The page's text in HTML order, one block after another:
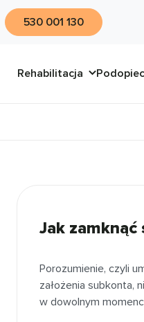
530 001 130
Rehabilitacja
Jak zamknąć
Porozumienie, czyli
założenia subkonta,
w dowolnym